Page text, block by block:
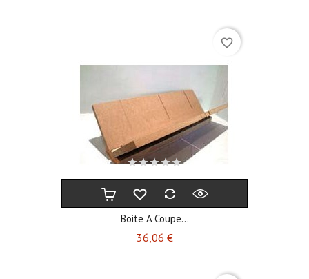
Boite A Coupe...
36,06 €Prix
favorite_border